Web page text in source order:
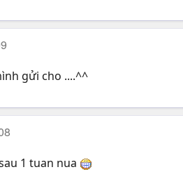
gửi cho ....^^
1 tuan nua